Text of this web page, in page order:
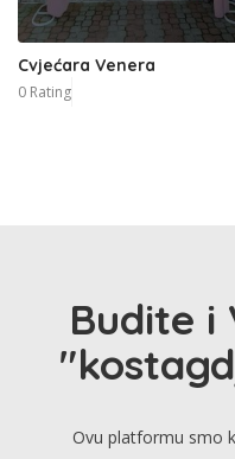
Cvjećara Venera
0 Rating
Budite i
Ovu platformu smo